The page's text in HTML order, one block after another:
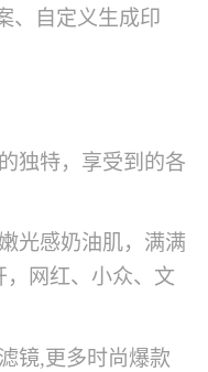
、自定义生成印
独特，享受到的各
光感奶油肌，满满
网红、小众、文
镜,更多时尚爆款